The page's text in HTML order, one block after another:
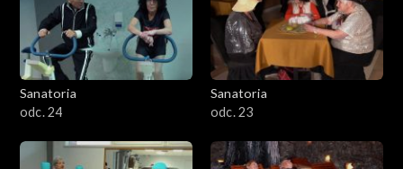
Sanatoria
odc. 24
Sanatoria
odc. 23